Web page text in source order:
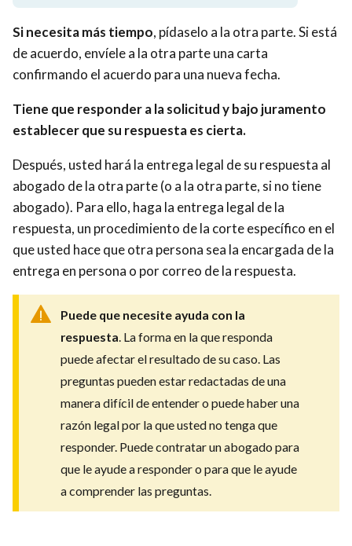
Si necesita más tiempo, pídaselo a la otra parte. Si está
de acuerdo, envíele a la otra parte una carta
confirmando el acuerdo para una nueva fecha.
Tiene que responder a la solicitud y bajo juramento
establecer que su respuesta es cierta.
Después, usted hará la entrega legal de su respuesta al
abogado de la otra parte (o a la otra parte, si no tiene
abogado). Para ello, haga la entrega legal de la
respuesta, un procedimiento de la corte específico en el
que usted hace que otra persona sea la encargada de la
entrega en persona o por correo de la respuesta.
Puede que necesite ayuda con la
respuesta. La forma en la que responda
puede afectar el resultado de su caso. Las
preguntas pueden estar redactadas de una
manera difícil de entender o puede haber una
razón legal por la que usted no tenga que
responder. Puede contratar un abogado para
que le ayude a responder o para que le ayude
a comprender las preguntas.